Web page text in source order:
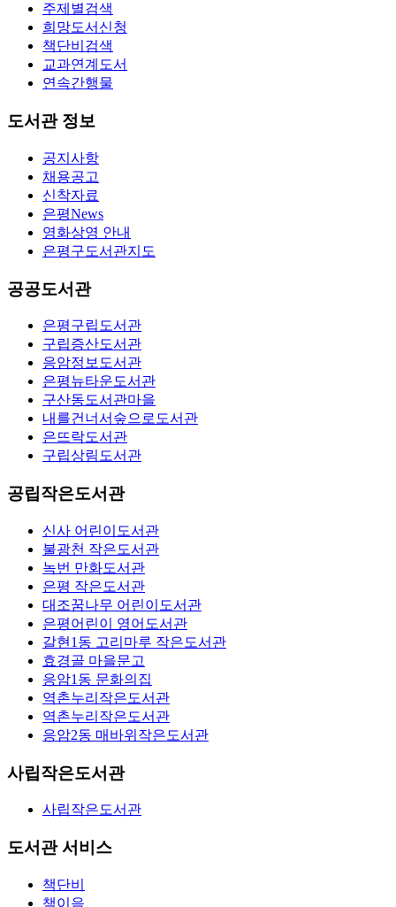
주제별검색
희망도서신청
책단비검색
교과연계도서
연속간행물
도서관 정보
공지사항
채용공고
신착자료
은평News
영화상영 안내
은평구도서관지도
공공도서관
은평구립도서관
구립증산도서관
응암정보도서관
은평뉴타운도서관
구산동도서관마을
내를건너서숲으로도서관
은뜨락도서관
구립상림도서관
공립작은도서관
신사 어린이도서관
불광천 작은도서관
녹번 만화도서관
은평 작은도서관
대조꿈나무 어린이도서관
은평어린이 영어도서관
갈현1동 고리마루 작은도서관
효경골 마을문고
응암1동 문화의집
역촌누리작은도서관
역촌누리작은도서관
응암2동 매바위작은도서관
사립작은도서관
사립작은도서관
도서관 서비스
책단비
책이음